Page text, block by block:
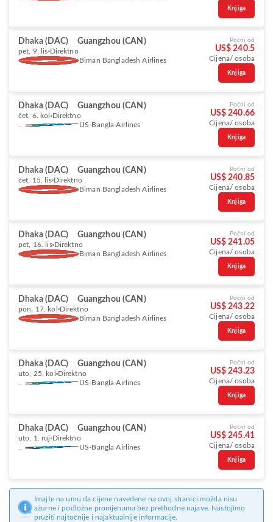
Knjiga
Dhaka (DAC) Guangzhou (CAN)
pet, 9. lis Direktno
Biman Bangladesh Airlines
Počni od
US$ 240.5
Cijena/ osoba
Knjiga
Dhaka (DAC) Guangzhou (CAN)
čet, 6. kol Direktno
US-Bangla Airlines
Počni od
US$ 240.66
Cijena/ osoba
Knjiga
Dhaka (DAC) Guangzhou (CAN)
čet, 15. lis Direktno
Biman Bangladesh Airlines
Počni od
US$ 240.85
Cijena/ osoba
Knjiga
Dhaka (DAC) Guangzhou (CAN)
pet, 16. lis Direktno
Biman Bangladesh Airlines
Počni od
US$ 241.05
Cijena/ osoba
Knjiga
Dhaka (DAC) Guangzhou (CAN)
pon, 17. kol Direktno
Biman Bangladesh Airlines
Počni od
US$ 243.22
Cijena/ osoba
Knjiga
Dhaka (DAC) Guangzhou (CAN)
uto, 25. kol Direktno
US-Bangla Airlines
Počni od
US$ 243.23
Cijena/ osoba
Knjiga
Dhaka (DAC) Guangzhou (CAN)
uto, 1. ruj Direktno
US-Bangla Airlines
Počni od
US$ 245.41
Cijena/ osoba
Knjiga
Imajte na umu da cijene navedene na ovoj stranici možda nisu
ažurne i podložne promjenama bez prethodne najave. Nastojimo
pružiti najtočnije i najaktualnije informacije.